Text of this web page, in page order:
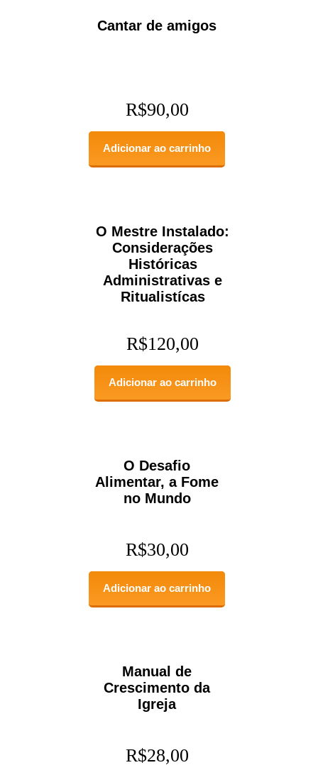
Cantar de amigos
R$90,00
Adicionar ao carrinho
O Mestre Instalado:
Considerações
Históricas
Administrativas e
Ritualistícas
R$120,00
Adicionar ao carrinho
O Desafio
Alimentar, a Fome
no Mundo
R$30,00
Adicionar ao carrinho
Manual de
Crescimento da
Igreja
R$28,00